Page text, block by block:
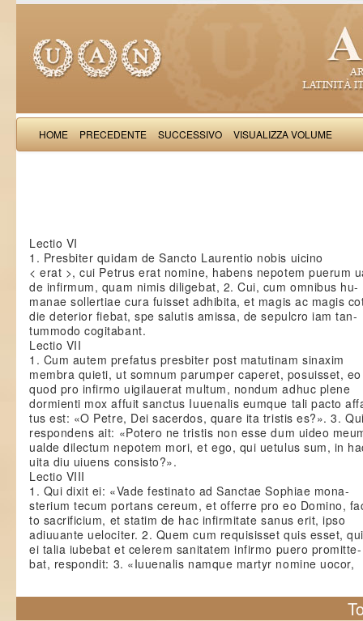
HOME PRECEDENTE SUCCESSIVO VISUALIZZA VOLUME
Lectio VI
1. Presbiter quidam de Sancto Laurentio nobis uicino
< erat >, cui Petrus erat nomine, habens nepotem puerum
de infirmum, quam nimis diligebat, 2. Cui, cum omnibus hu-
manae sollertiae cura fuisset adhibita, et magis ac magis
die deterior fiebat, spe salutis amissa, de sepulcro iam tan-
tummodo cogitabant.
Lectio VII
1. Cum autem prefatus presbiter post matutinam sinaxim
membra quieti, ut somnum parumper caperet, posuisset, eo
quod pro infirmo uigilauerat multum, nondum adhuc plene
dormienti mox affuit sanctus Iuuenalis eumque tali pacto
tus est: «O Petre, Dei sacerdos, quare ita tristis es?». 3.
respondens ait: «Potero ne tristis non esse dum uideo
ualde dilectum nepotem mori, et ego, qui uetulus sum, in
uita diu uiuens consisto?».
Lectio VIII
1. Qui dixit ei: «Vade festinato ad Sanctae Sophiae mona-
sterium tecum portans cereum, et offerre pro eo Domino,
to sacrificium, et statim de hac infirmitate sanus erit, ipso
adiuuante uelociter. 2. Quem cum requisisset quis esset, qui
ei talia iubebat et celerem sanitatem infirmo puero promitte-
bat, respondit: 3. «Iuuenalis namque martyr nomine uocor,